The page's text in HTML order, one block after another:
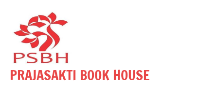
content
PRAJASAKTI BOOK HOUSE